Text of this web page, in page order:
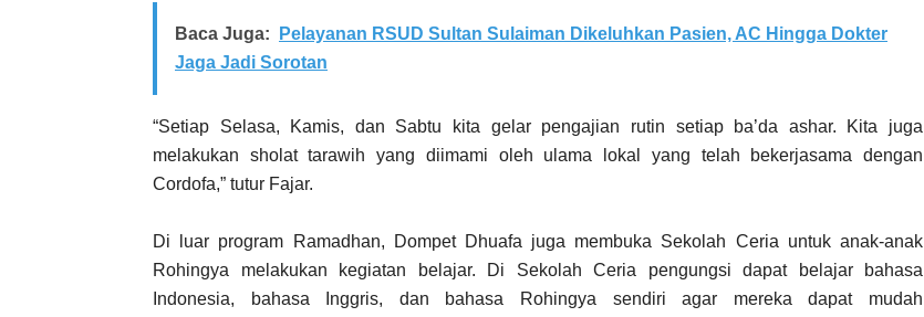
Baca Juga:
Pelayanan RSUD Sultan Sulaiman Dikeluhkan Pasien, AC Hingga Dokter
Jaga Jadi Sorotan
“Setiap Selasa, Kamis, dan Sabtu kita gelar pengajian rutin setiap ba’da ashar. Kita juga
melakukan sholat tarawih yang diimami oleh ulama lokal yang telah bekerjasama dengan
Cordofa,” tutur Fajar.
Di luar program Ramadhan, Dompet Dhuafa juga membuka Sekolah Ceria untuk anak-anak
Rohingya melakukan kegiatan belajar. Di Sekolah Ceria pengungsi dapat belajar bahasa
Indonesia, bahasa Inggris, dan bahasa Rohingya sendiri agar mereka dapat mudah